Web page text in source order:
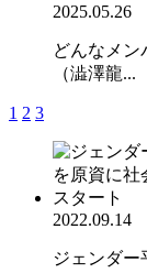
2025.05.26
どんなメン
（澁澤龍...
1 2 3
2022.09.14
ジェンダー